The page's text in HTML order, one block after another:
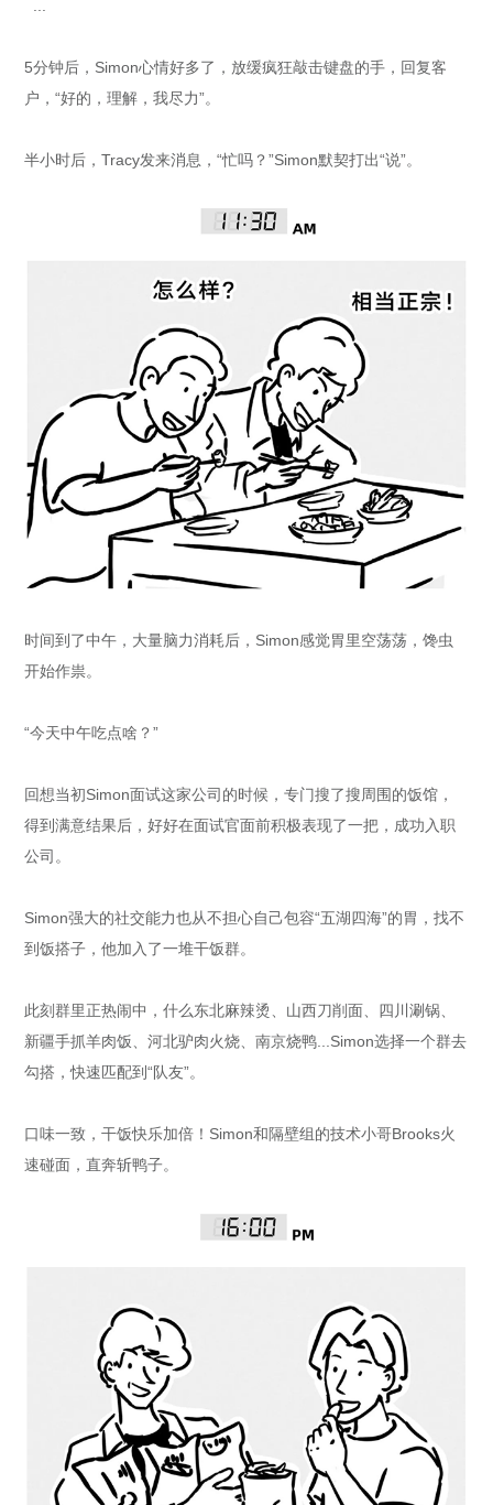
5分钟后，Simon心情好多了，放缓疯狂敲击键盘的手，回复客
户，“好的，理解，我尽力”。
半小时后，Tracy发来消息，“忙吗？”Simon默契打出“说”。
时间到了中午，大量脑力消耗后，Simon感觉胃里空荡荡，馋虫
开始作祟。
“今天中午吃点啥？”
回想当初Simon面试这家公司的时候，专门搜了搜周围的饭馆，
得到满意结果后，好好在面试官面前积极表现了一把，成功入职
公司。
Simon强大的社交能力也从不担心自己包容“五湖四海”的胃，找不
到饭搭子，他加入了一堆干饭群。
此刻群里正热闹中，什么东北麻辣烫、山西刀削面、四川涮锅、
新疆手抓羊肉饭、河北驴肉火烧、南京烧鸭...Simon选择一个群去
勾搭，快速匹配到“队友”。
口味一致，干饭快乐加倍！Simon和隔壁组的技术小哥Brooks火
速碰面，直奔斩鸭子。